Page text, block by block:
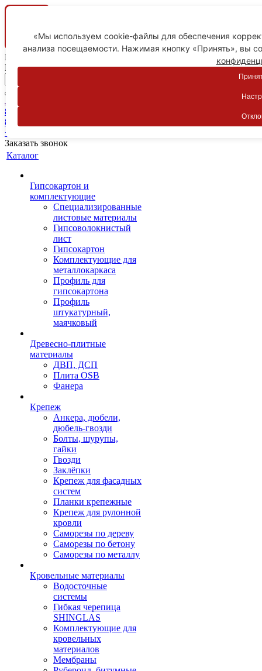
Ваш город
Пятигорск
Личный кабинет
8-800-775-59-89
8-800-775-59-89
+7 918 754-83-77
Заказать звонок
Каталог
Гипсокартон и
комплектующие
Специализированные
листовые материалы
Гипсоволокнистый
лист
Гипсокартон
Комплектующие для
металлокаркаса
Профиль для
гипсокартона
Профиль
штукатурный,
маячковый
Древесно-плитные
материалы
ДВП, ДСП
Плита OSB
Фанера
Крепеж
Анкера, дюбели,
дюбель-гвозди
Болты, шурупы,
гайки
Гвозди
Заклёпки
Крепеж для фасадных
систем
Планки крепежные
Крепеж для рулонной
кровли
Саморезы по дереву
Саморезы по бетону
Саморезы по металлу
Кровельные материалы
Водосточные
системы
Гибкая черепица
SHINGLAS
Комплектующие для
кровельных
материалов
Мембраны
«Мы используем cookie-файлы для обеспечения
анализа посещаемости. Нажимая кнопку «Принять», вы